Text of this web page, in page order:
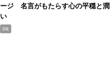
ージ 名言がもたらす心の平穏と潤
い
PR